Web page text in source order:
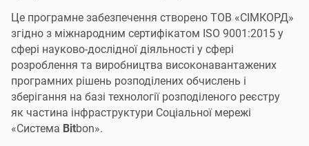
Це програмне забезпечення створено ТОВ «СІМКОРД»
згідно з міжнародним сертифікатом ISO 9001:2015 у
сфері науково-дослідної діяльності у сфері
розроблення та виробництва високонавантажених
програмних рішень розподілених обчислень і
зберігання на базі технології розподіленого реєстру
як частина інфраструктури Соціальної мережі
«Система Bitbon».